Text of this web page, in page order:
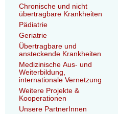
Chronische und nicht
übertragbare Krankheiten
Pädiatrie
Geriatrie
Übertragbare und
ansteckende Krankheiten
Medizinische Aus- und
Weiterbildung,
internationale Vernetzung
Weitere Projekte &
Kooperationen
Unsere PartnerInnen